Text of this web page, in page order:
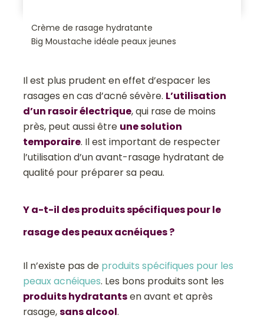
Crème de rasage hydratante
Big Moustache idéale peaux jeunes
Il est plus prudent en effet d’espacer les
rasages en cas d’acné sévère. L’utilisation
d’un rasoir électrique, qui rase de moins
près, peut aussi être une solution
temporaire. Il est important de respecter
l’utilisation d’un avant-rasage hydratant de
qualité pour préparer sa peau.
Y a-t-il des produits spécifiques pour le
rasage des peaux acnéiques ?
Il n’existe pas de produits spécifiques pour les
peaux acnéiques. Les bons produits sont les
produits hydratantsen avant et après
rasage,sans alcool.